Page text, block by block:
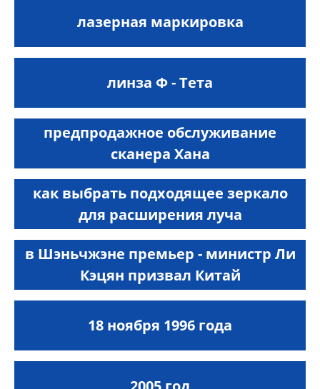
лазерная маркировка
линза Ф - Тета
предпродажное обслуживание
сканера Хана
как выбрать подходящее зеркало
для расширения луча
в Шэньчжэне премьер - министр Ли
Кэцян призвал Китай
18 ноября 1996 года